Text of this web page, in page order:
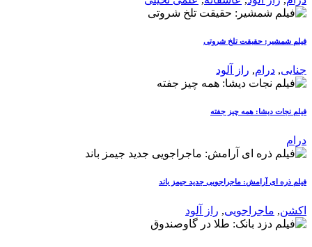
فیلم شمشیر: حقیقت تلخ شروتی
جنایی, درام, راز آلود
فیلم نجات دیشا: همه چیز جفته
درام
فیلم ذره ای آرامش: ماجراجویی جدید جیمز باند
اکشن, ماجراجویی, راز آلود